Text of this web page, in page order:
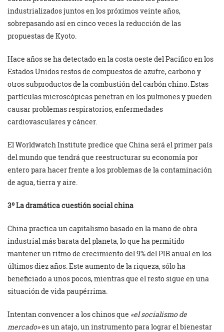
industrializados juntos en los próximos veinte años,
sobrepasando así en cinco veces la reducción de las
propuestas de Kyoto.
Hace años se ha detectado en la costa oeste del Pacifico en los
Estados Unidos restos de compuestos de azufre, carbono y
otros subproductos de la combustión del carbón chino. Estas
partículas microscópicas penetran en los pulmones y pueden
causar problemas respiratorios, enfermedades
cardiovasculares y cáncer.
El Worldwatch Institute predice que China será el primer país
del mundo que tendrá que reestructurar su economía por
entero para hacer frente a los problemas de la contaminación
de agua, tierra y aire.
3º La dramática cuestión social china
China practica un capitalismo basado en la mano de obra
industrial más barata del planeta, lo que ha permitido
mantener un ritmo de crecimiento del 9% del PIB anual en los
últimos diez años. Este aumento de la riqueza, sólo ha
beneficiado a unos pocos, mientras que el resto sigue en una
situación de vida paupérrima.
Intentan convencer a los chinos que «el socialismo de
mercado»es un atajo, un instrumento para lograr el bienestar